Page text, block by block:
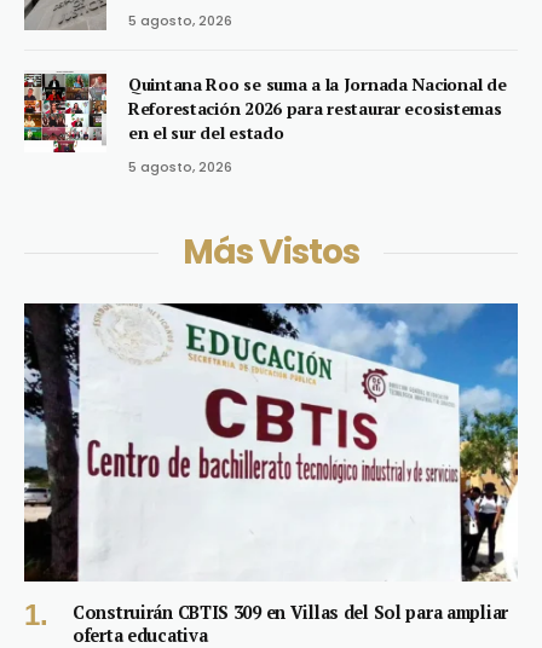
5 agosto, 2026
Quintana Roo se suma a la Jornada Nacional de
Reforestación 2026 para restaurar ecosistemas
en el sur del estado
5 agosto, 2026
Más Vistos
Construirán CBTIS 309 en Villas del Sol para ampliar
oferta educativa